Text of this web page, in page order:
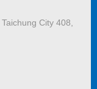
City 408,